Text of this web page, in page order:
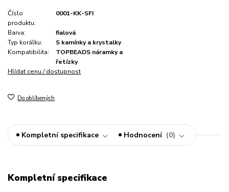
Číslo
produktu:
0001-KK-SFI
Barva:
fialová
Typ korálku:
S kamínky a krystalky
Kompatibilita:
TOPBEADS náramky a
řetízky
Hlídat cenu / dostupnost
Do oblíbených
Kompletní specifikace Hodnocení 0
Kompletní specifikace